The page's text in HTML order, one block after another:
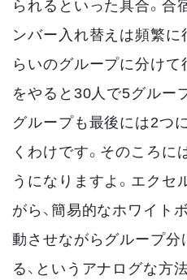
られるといった具合。合
ンバー入れ替えは頻繁に
らいのグループに分けて
をやると30人で5グルー
グループも最後には2つ
くわけです。そのころに
うになりますよ。エク
がら、簡易的なホワイト
動させながらグループ
る、というアナログな方